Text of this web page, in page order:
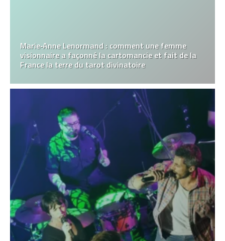
Marie‑Anne Lenormand : comment une femme
visionnaire a façonné la cartomancie et fait de la
France la terre du tarot divinatoire